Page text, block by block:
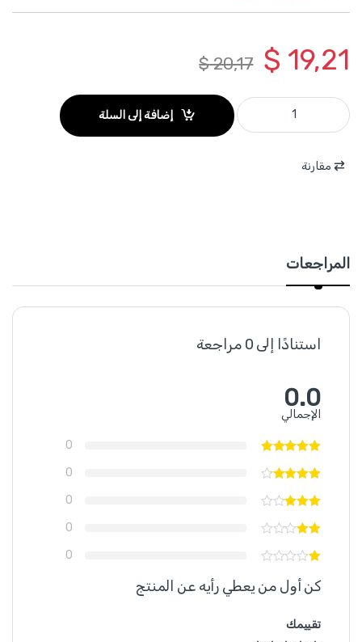
$ 19,21
$20,17
WJD0371 - طقم 2 علبة ريش مخروطية + رؤوس شد متعددة ماركة WADFOW quantity
إضافة إلى السلة
مقارنة
المراجعات
استنادًا إلى 0 مراجعة
0.0
الإجمالي
0
0
0
0
0
كن أول من يعطي رأيه عن المنتج
تقييمك